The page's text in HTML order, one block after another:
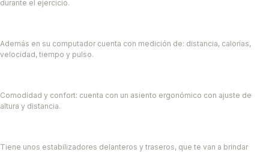
durante el ejercicio.
Además en su computador cuenta con medición de: distancia, calorías,
velocidad, tiempo y pulso.
Comodidad y confort: cuenta con un asiento ergonómico con ajuste de
altura y distancia.
Tiene unos estabilizadores delanteros y traseros, que te van a brindar